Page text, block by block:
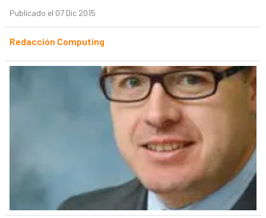
Publicado el 07 Dic 2015
Redacción Computing